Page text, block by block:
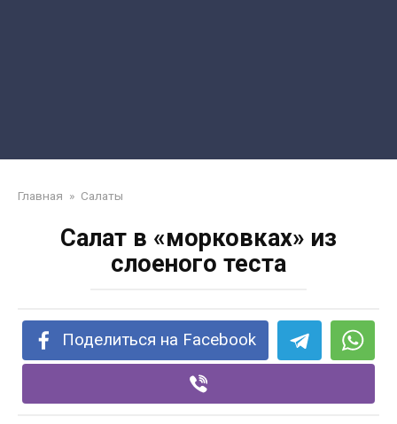
Главная » Салаты
Салат в «морковках» из
слоеного теста
Поделиться на Facebook